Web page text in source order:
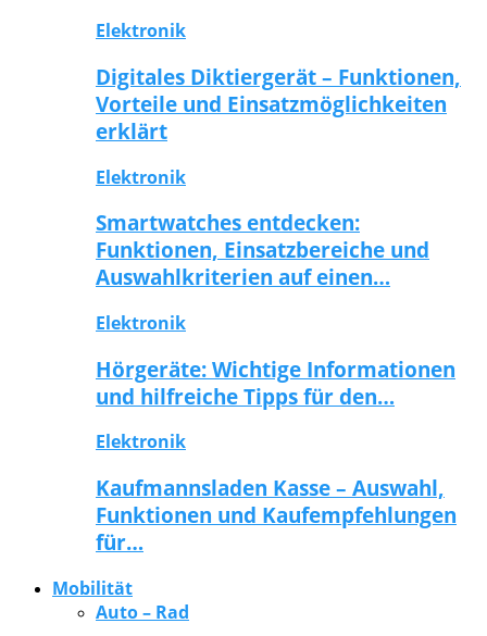
Elektronik
Digitales Diktiergerät – Funktionen,
Vorteile und Einsatzmöglichkeiten
erklärt
Elektronik
Smartwatches entdecken:
Funktionen, Einsatzbereiche und
Auswahlkriterien auf einen…
Elektronik
Hörgeräte: Wichtige Informationen
und hilfreiche Tipps für den…
Elektronik
Kaufmannsladen Kasse – Auswahl,
Funktionen und Kaufempfehlungen
für…
Mobilität
Auto – Rad